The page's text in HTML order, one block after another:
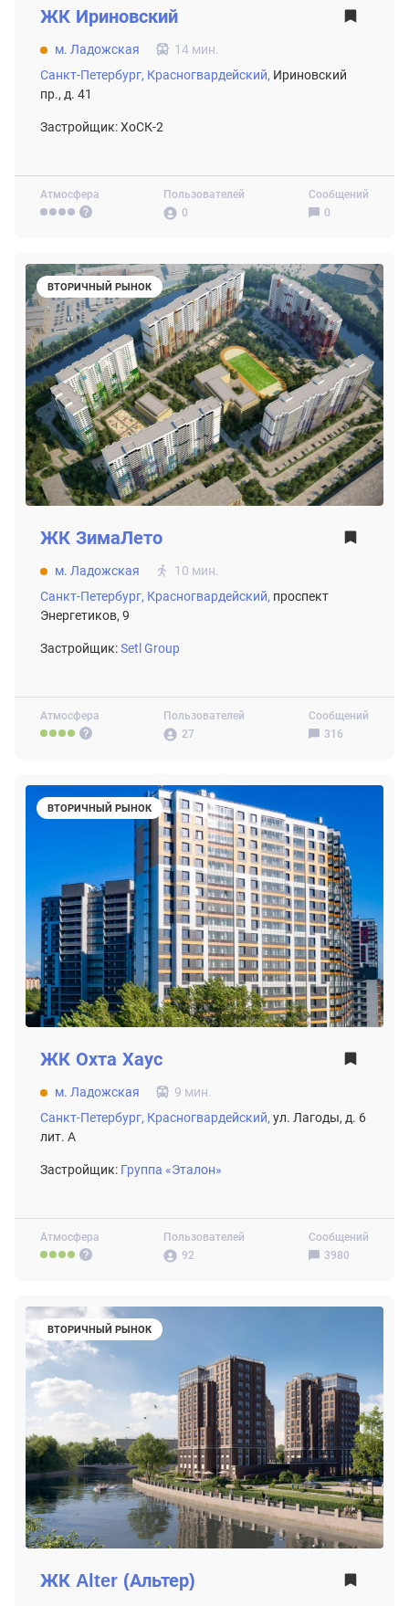
Атмосфера
Пользователей
0
Сообщений
0
ЖК Ириновский
м. Ладожская
14 мин.
Санкт-Петербург, Красногвардейский, Ириновский
пр., д. 41
Застройщик: ХоСК-2
ВТОРИЧНЫЙ РЫНОК
Атмосфера
Пользователей
27
Сообщений
316
ЖК ЗимаЛето
м. Ладожская
10 мин.
Санкт-Петербург, Красногвардейский, проспект
Энергетиков, 9
Застройщик:Setl Group
ВТОРИЧНЫЙ РЫНОК
Атмосфера
Пользователей
92
Сообщений
3980
ЖК Охта Хаус
м. Ладожская
9 мин.
Санкт-Петербург, Красногвардейский, ул. Лагоды, д. 6
лит. А
Застройщик: Группа «Эталон»
ВТОРИЧНЫЙ РЫНОК
ЖК Alter (Альтер)